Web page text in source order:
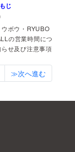
じ
ボウ・RYUBO
の営業時間につ
せ及び注意事項
≫次へ進む